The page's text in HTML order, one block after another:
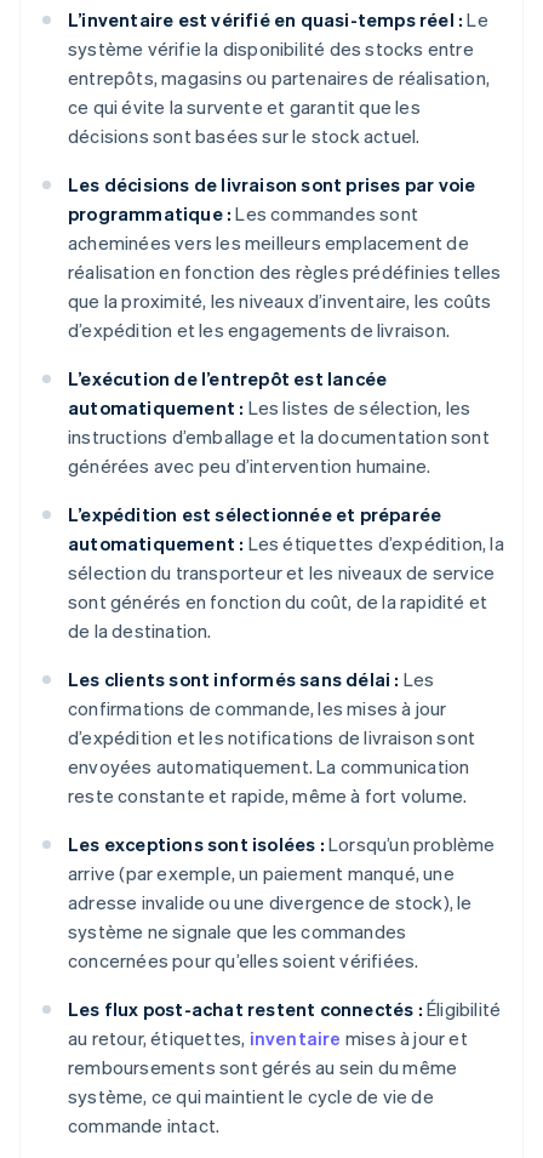
L’inventaire est vérifié en quasi-temps réel : Le
système vérifie la disponibilité des stocks entre
entrepôts, magasins ou partenaires de réalisation,
ce qui évite la survente et garantit que les
décisions sont basées sur le stock actuel.
Les décisions de livraison sont prises par voie
programmatique : Les commandes sont
acheminées vers les meilleurs emplacement de
réalisation en fonction des règles prédéfinies telles
que la proximité, les niveaux d’inventaire, les coûts
d’expédition et les engagements de livraison.
L’exécution de l’entrepôt est lancée
automatiquement : Les listes de sélection, les
instructions d’emballage et la documentation sont
générées avec peu d’intervention humaine.
L’expédition est sélectionnée et préparée
automatiquement : Les étiquettes d’expédition, la
sélection du transporteur et les niveaux de service
sont générés en fonction du coût, de la rapidité et
de la destination.
Les clients sont informés sans délai : Les
confirmations de commande, les mises à jour
d’expédition et les notifications de livraison sont
envoyées automatiquement. La communication
reste constante et rapide, même à fort volume.
Les exceptions sont isolées : Lorsqu’un problème
arrive (par exemple, un paiement manqué, une
adresse invalide ou une divergence de stock), le
système ne signale que les commandes
concernées pour qu’elles soient vérifiées.
Les flux post-achat restent connectés : Éligibilité
au retour, étiquettes, inventaire mises à jour et
remboursements sont gérés au sein du même
système, ce qui maintient le cycle de vie de
commande intact.